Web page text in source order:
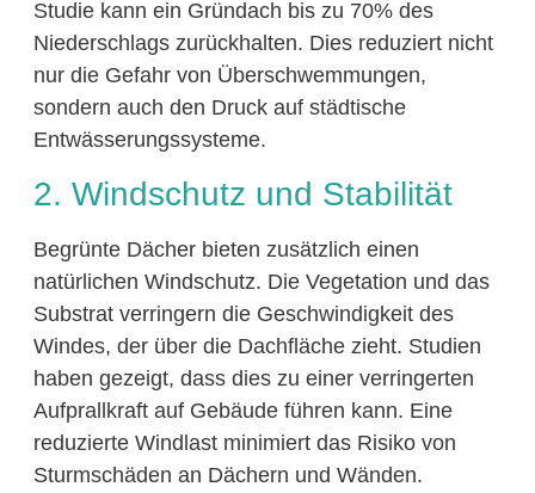
Studie kann ein Gründach bis zu 70% des
Niederschlags zurückhalten. Dies reduziert nicht
nur die Gefahr von Überschwemmungen,
sondern auch den Druck auf städtische
Entwässerungssysteme.
2. Windschutz und Stabilität
Begrünte Dächer bieten zusätzlich einen
natürlichen Windschutz. Die Vegetation und das
Substrat verringern die Geschwindigkeit des
Windes, der über die Dachfläche zieht. Studien
haben gezeigt, dass dies zu einer verringerten
Aufprallkraft auf Gebäude führen kann. Eine
reduzierte Windlast minimiert das Risiko von
Sturmschäden an Dächern und Wänden.